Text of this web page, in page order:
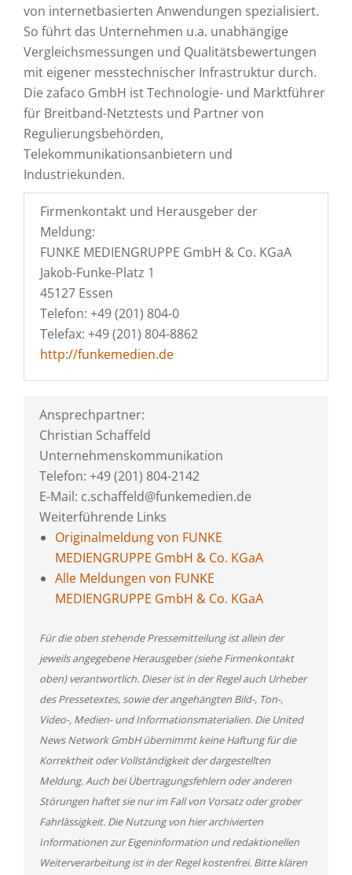
von internetbasierten Anwendungen spezialisiert.
So führt das Unternehmen u.a. unabhängige
Vergleichsmessungen und Qualitätsbewertungen
mit eigener messtechnischer Infrastruktur durch.
Die zafaco GmbH ist Technologie- und Marktführer
für Breitband-Netztests und Partner von
Regulierungsbehörden,
Telekommunikationsanbietern und
Industriekunden.
Firmenkontakt und Herausgeber der
Meldung:
FUNKE MEDIENGRUPPE GmbH & Co. KGaA
Jakob-Funke-Platz 1
45127 Essen
Telefon: +49 (201) 804-0
Telefax: +49 (201) 804-8862
http://funkemedien.de
Ansprechpartner:
Christian Schaffeld
Unternehmenskommunikation
Telefon: +49 (201) 804-2142
E-Mail: c.schaffeld@funkemedien.de
Weiterführende Links
Originalmeldung von FUNKE
MEDIENGRUPPE GmbH & Co. KGaA
Alle Meldungen von FUNKE
MEDIENGRUPPE GmbH & Co. KGaA
Für die oben stehende Pressemitteilung ist allein der
jeweils angegebene Herausgeber (siehe Firmenkontakt
oben) verantwortlich. Dieser ist in der Regel auch Urheber
des Pressetextes, sowie der angehängten Bild-, Ton-,
Video-, Medien- und Informationsmaterialien. Die United
News Network GmbH übernimmt keine Haftung für die
Korrektheit oder Vollständigkeit der dargestellten
Meldung. Auch bei Übertragungsfehlern oder anderen
Störungen haftet sie nur im Fall von Vorsatz oder grober
Fahrlässigkeit. Die Nutzung von hier archivierten
Informationen zur Eigeninformation und redaktionellen
Weiterverarbeitung ist in der Regel kostenfrei. Bitte klären